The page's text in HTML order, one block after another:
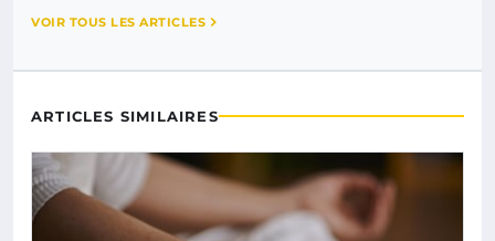
VOIR TOUS LES ARTICLES
ARTICLES SIMILAIRES